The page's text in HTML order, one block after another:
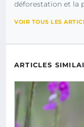
déforestation et la
VOIR TOUS LES
ARTICLES